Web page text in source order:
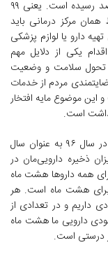
بیمارستان‌ها به زیر یک درصد و حداکثر به سه درصد رسیده است. یعنی ۹۹
مرکز درمانی باید
دارو یا لوازم پزشکی
یکی از دلایل مهم
تحول سلامت و وضعیت
مردم از خدمات
این موضوع مایه افتخار
است.
دیناروند همچنین درباره شرایط بازار دارویی کشور در سال ۹۶ به عنوان سال
ذخیره دارویی‌مان در
همه داروها هشت ماه
برای هشت ماه است. هر
داریم و در تعدادی از
دارویی ما هشت ماه
درستی است.